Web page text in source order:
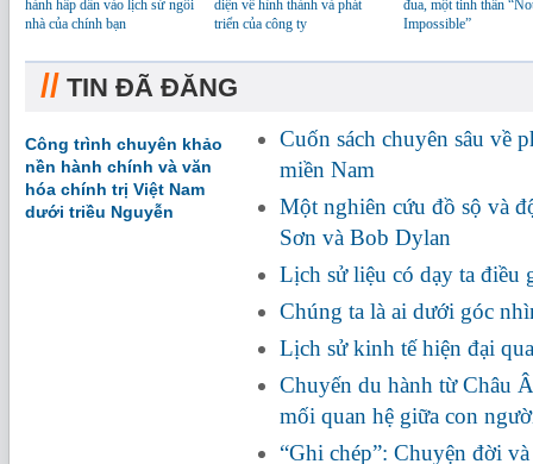
hành hấp dẫn vào lịch sử ngôi
nhà của chính bạn
diện về hình thành và phát
triển của công ty
đua, một tinh thần
Impossible”
// TIN ĐÃ ĐĂNG
Công trình chuyên khảo
nền hành chính và văn
hóa chính trị Việt Nam
dưới triều Nguyễn
Cuốn sách chuyên sâu về
miền Nam
Một nghiên cứu đồ sộ và
Sơn và Bob Dylan
Lịch sử liệu có dạy ta điều
Chúng ta là ai dưới góc
Lịch sử kinh tế hiện đại
Chuyến du hành từ Châu
mối quan hệ giữa con
“Ghi chép”: Chuyện đời